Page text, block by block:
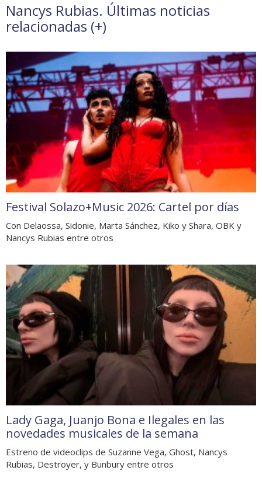
Nancys Rubias. Últimas noticias
relacionadas (+)
Festival Solazo+Music 2026: Cartel por días
Con Delaossa, Sidonie, Marta Sánchez, Kiko y Shara, OBK y
Nancys Rubias entre otros
Lady Gaga, Juanjo Bona e Ilegales en las
novedades musicales de la semana
Estreno de videoclips de Suzanne Vega, Ghost, Nancys
Rubias, Destroyer, y Bunbury entre otros